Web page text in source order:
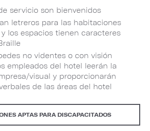
servicio son bienvenidos
letreros para las habitaciones
los espacios tienen caracteres
no videntes o con visión
empleados del hotel leerán la
visual y proporcionarán
de las áreas del hotel
APTAS PARA DISCAPACITADOS